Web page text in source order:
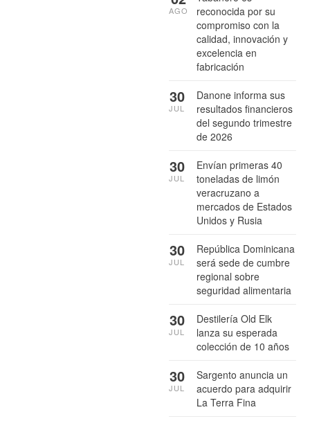
reconocida por su
compromiso con la
calidad, innovación y
excelencia en
fabricación
AGO
Danone informa sus
resultados financieros
del segundo trimestre
de 2026
30
JUL
Envían primeras 40
toneladas de limón
veracruzano a
mercados de Estados
Unidos y Rusia
30
JUL
República Dominicana
será sede de cumbre
regional sobre
seguridad alimentaria
30
JUL
Destilería Old Elk
lanza su esperada
colección de 10 años
30
JUL
Sargento anuncia un
acuerdo para adquirir
La Terra Fina
30
JUL